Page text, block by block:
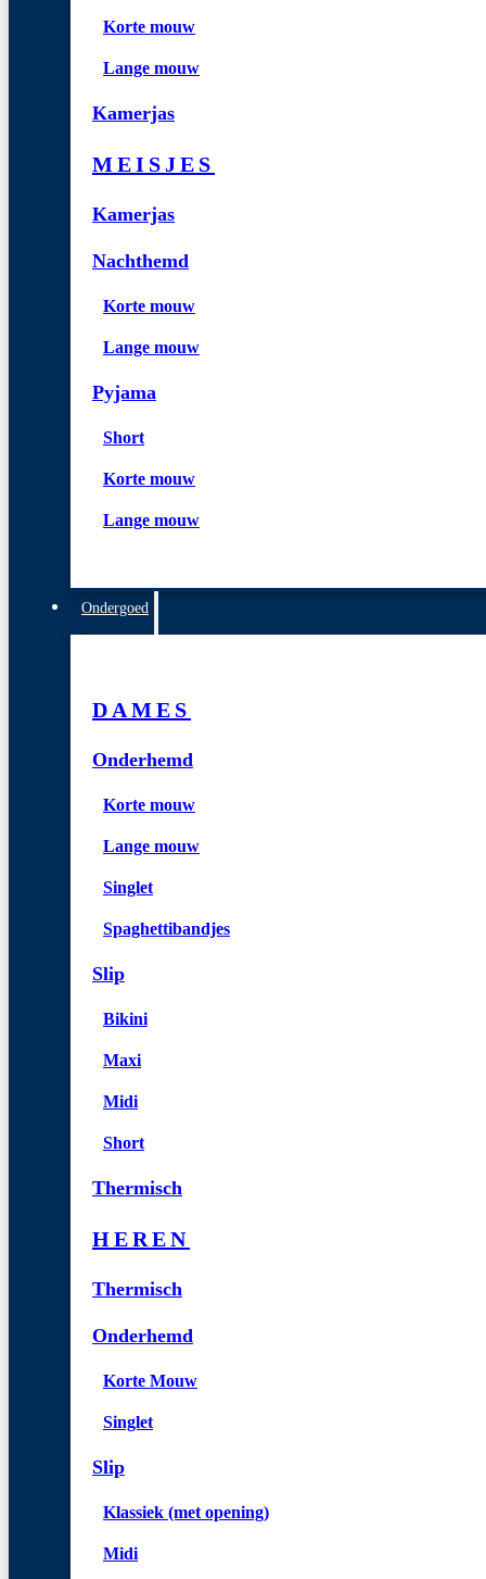
Korte mouw
Lange mouw
Kamerjas
MEISJES
Kamerjas
Nachthemd
Korte mouw
Lange mouw
Pyjama
Short
Korte mouw
Lange mouw
Ondergoed
DAMES
Onderhemd
Korte mouw
Lange mouw
Singlet
Spaghettibandjes
Slip
Bikini
Maxi
Midi
Short
Thermisch
HEREN
Thermisch
Onderhemd
Korte Mouw
Singlet
Slip
Klassiek (met opening)
Midi